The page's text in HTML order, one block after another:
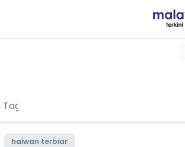
haiwan terbiar